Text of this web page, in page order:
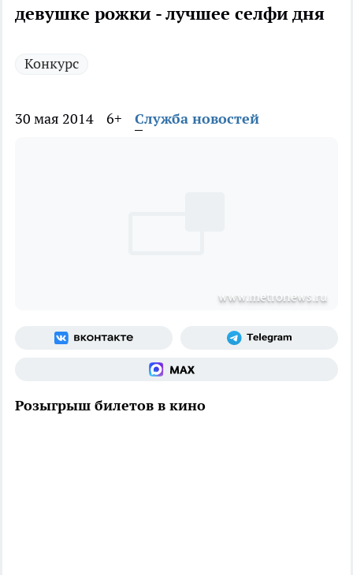
девушке рожки - лучшее селфи дня
Конкурс
30 мая 2014 6+ Служба новостей
www.metronews.ru
Розыгрыш билетов в кино